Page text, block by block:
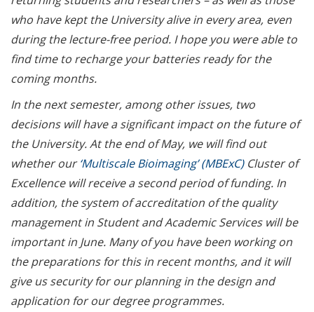
who have kept the University alive in every area, even
during the lecture-free period. I hope you were able to
find time to recharge your batteries ready for the
coming months.
In the next semester, among other issues, two
decisions will have a significant impact on the future of
the University. At the end of May, we will find out
whether our‘Multiscale Bioimaging’ (MBExC)Cluster of
Excellence will receive a second period of funding. In
addition, the system of accreditation of the quality
management in Student and Academic Services will be
important in June. Many of you have been working on
the preparations for this in recent months, and it will
give us security for our planning in the design and
application for our degree programmes.